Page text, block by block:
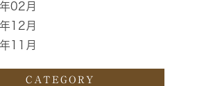
02月
12月
11月
CATEGORY